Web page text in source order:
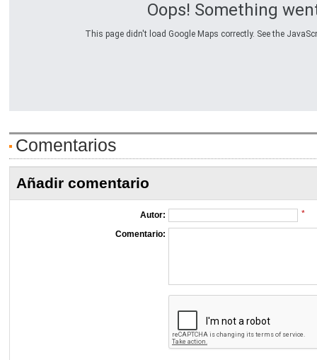
Oops! Something
This page didn't load Google Maps correctly. See the
Comentarios
Añadir comentario
Autor: *
Comentario: